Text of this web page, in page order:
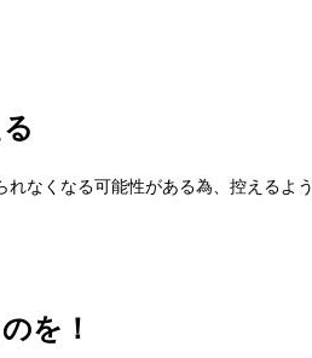
なくなる可能性がある為、控えるよう
を！